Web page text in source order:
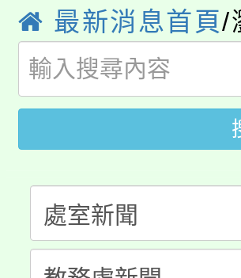
局官網。
8月14至27日
開!
115年桃園市
田徑場及游泳
桃園市低收入
視費優惠，
半價優惠，詳
者。
大園自造教
份教師增能研
份教師研習
淨零綠生活教
會
115年食農教
最新消息首頁/